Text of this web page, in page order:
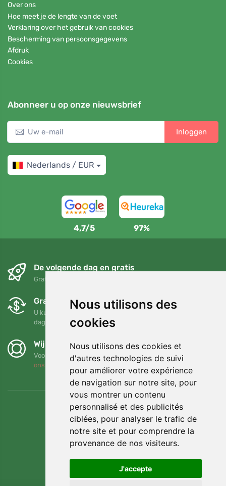
Nous utilisons des
cookies
Nous utilisons des cookies et
d'autres technologies de suivi
pour améliorer votre expérience
de navigation sur notre site, pour
vous montrer un contenu
personnalisé et des publicités
ciblées, pour analyser le trafic de
notre site et pour comprendre la
provenance de nos visiteurs.
J'accepte
Over ons
Hoe meet je de lengte van de voet
Verklaring over het gebruik van cookies
Bescherming van persoonsgegevens
Afdruk
Cookies
Abonneer u op onze nieuwsbrief
Inloggen
Nederlands / EUR
4,7/5 97%
De volgende dag en gratis
Gratis verzending voor bestellingen boven 95 EUR
Gratis ruilen en retourneren
U kunt uw bestelling op elk gewenst moment binnen 90
dagen retourneren of ruilen
Wij steunen Trees.org
Voor elke bestelling planten we een boom! Lees meer
ons